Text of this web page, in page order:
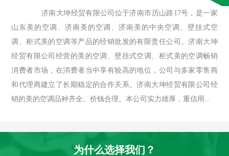
济南大坤经贸有限公司位于济南市历山路17号，是一家
山东美的空调、济南美的空调、济南美的中央空调、壁挂式空
调、柜式美的空调等产品的经销批发的有限责任公司。济南大坤
经贸有限公司经营的美的空调、壁挂式空调、柜式美的空调畅销
消费者市场，在消费者当中享有较高的地位，公司与多家零售商
和代理商建立了长期稳定的合作关系。济南大坤经贸有限公司经
销的美的空调品种齐全、价钱合理。本公司实力雄厚，重信用...
为什么选择我们？